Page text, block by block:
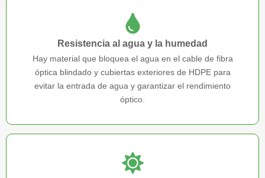
Resistencia al agua y la humedad
Hay material que bloquea el agua en el cable de fibra
óptica blindado y cubiertas exteriores de HDPE para
evitar la entrada de agua y garantizar el rendimiento
óptico.